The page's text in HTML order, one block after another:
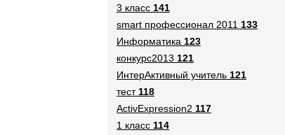
3 класс 141
smart профессионал 2011 133
Информатика 123
конкурс2013 121
ИнтерАктивный учитель 121
тест118
ActivExpression2 117
1 класс 114